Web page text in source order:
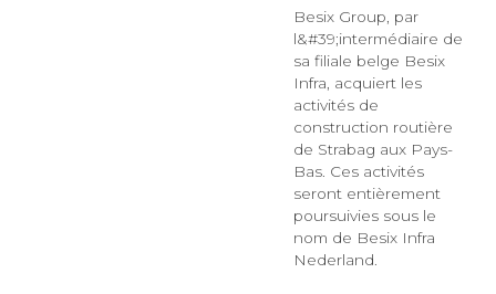
Besix Group, par
l&#39;intermédiaire de
sa filiale belge Besix
Infra, acquiert les
activités de
construction routière
de Strabag aux Pays-
Bas. Ces activités
seront entièrement
poursuivies sous le
nom de Besix Infra
Nederland.